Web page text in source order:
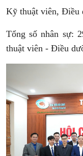
Kỹ thuật viên, Điều
Tổng số nhân sự:
thuật viên - Điều